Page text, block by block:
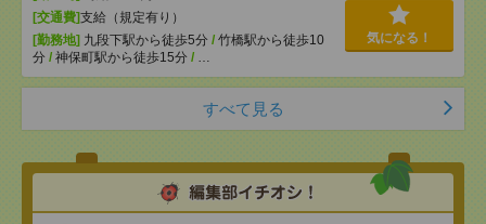
[交通費]支給（規定有り）
[勤務地] 九段下駅から徒歩5分 / 竹橋駅から徒歩10
分 / 神保町駅から徒歩15分 / …
気になる！
すべて見る